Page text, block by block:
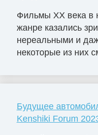
Фильмы ХХ века в
жанре казались
нереальными и
некоторые из них
Будущее
Kenshiki Forum